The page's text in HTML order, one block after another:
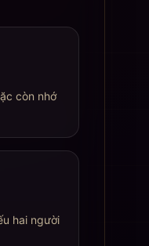
còn nhớ
hai người